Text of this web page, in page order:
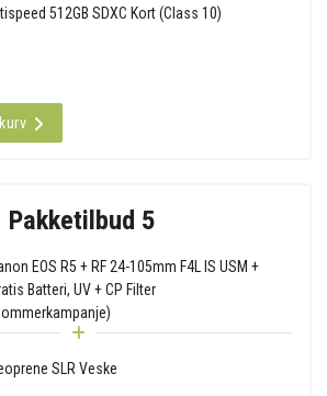
512GB SDXC Kort (Class 10)
Pakketilbud 5
EOS R5 + RF 24-105mm F4L IS USM +
Batteri, UV + CP Filter
SLR Veske